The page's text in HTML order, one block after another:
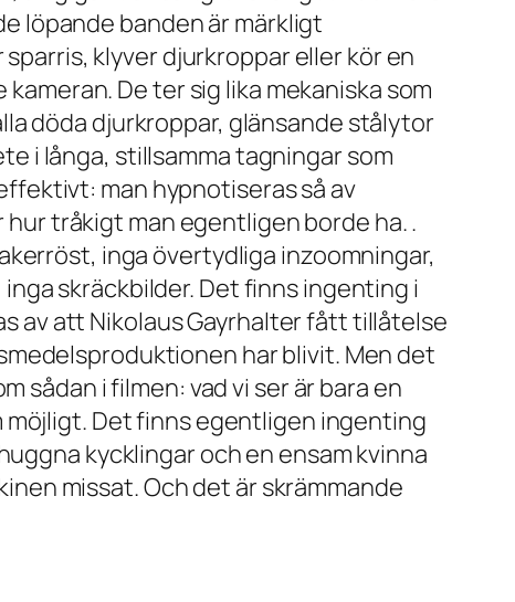
löpande banden är märkligt
klyver djurkroppar eller kör en
De ter sig lika mekaniska som
döda djurkroppar, glänsande stålytor
i långa, stillsamma tagningar som
man hypnotiseras så av
tråkigt man egentligen borde ha. .
inga övertydliga inzoomningar,
skräckbilder. Det finns ingenting i
av att Nikolaus Gayrhalter fått tillåtelse
har blivit. Men det
sådan i filmen: vad vi ser är bara en
Det finns egentligen ingenting
kycklingar och en ensam kvinna
missat. Och det är skrämmande